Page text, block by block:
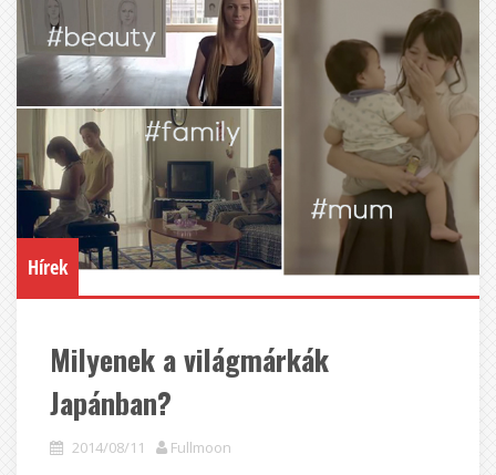
Hírek
Milyenek a világmárkák
Japánban?
2014/08/11 Fullmoon